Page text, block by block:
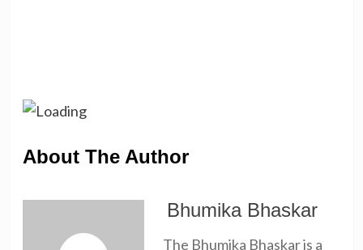
About The Author
Bhumika Bhaskar
The Bhumika Bhaskar is a